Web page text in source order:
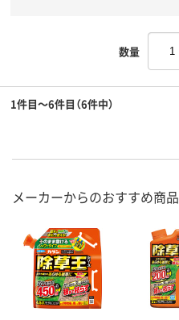
数量
1件目～6件目（6件中）
メーカーからのおすすめ商品